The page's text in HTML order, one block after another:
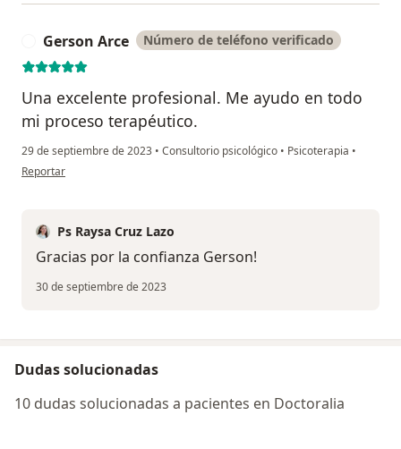
Gerson Arce Número de teléfono verificado
Una excelente profesional. Me ayudo en todo
mi proceso terapéutico.
29 de septiembre de 2023 • Consultorio psicológico • Psicoterapia •
en opinión del usuario Gerson Arce
Reportar
Ps Raysa Cruz Lazo
Gracias por la confianza Gerson!
30 de septiembre de 2023
Dudas solucionadas
10 dudas solucionadas a pacientes en Doctoralia